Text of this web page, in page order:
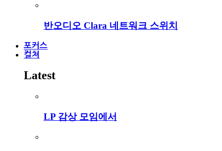
반오디오 Clara 네트워크 스위치
포커스
컬쳐
Latest
LP 감상 모임에서